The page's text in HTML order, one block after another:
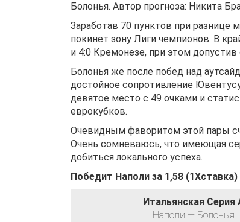
Болонья. Автор прогноза: Никита
Заработав 70 пунктов при разнице
покинет зону Лиги чемпионов. В
и 4:0 Кремонезе, при этом
Болонья же после побед над
достойное сопротивление
девятое место с 49 очками и
еврокубков.
Очевидным фаворитом этой пары
Очень сомневаюсь, что имеющая
добиться локального успеха.
Победит Наполи за 1,58 (1Хставка) |
Итальянская Серия
Наполи — Болонья